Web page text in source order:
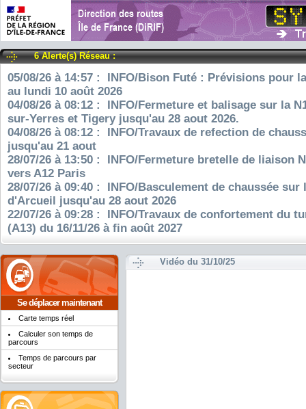
6 Alerte(s) Réseau :
05/08/26 à 14:57 : INFO/Bison Futé : Prévisions pour
au lundi 10 août 2026
04/08/26 à 08:12 : INFO/Fermeture et balisage sur la
sur-Yerres et Tigery jusqu'au 28 aout 2026.
04/08/26 à 08:12 : INFO/Travaux de refection de
jusqu'au 21 aout
28/07/26 à 13:50 : INFO/Fermeture bretelle de liaison
vers A12 Paris
28/07/26 à 09:40 : INFO/Basculement de chaussée sur
d'Arcueil jusqu'au 28 aout 2026
22/07/26 à 09:28 : INFO/Travaux de confortement du
(A13) du 16/11/26 à fin août 2027
Se déplacer maintenant
Carte temps réel
Calculer son temps de
parcours
Temps de parcours par
secteur
Vidéo du 31/10/25